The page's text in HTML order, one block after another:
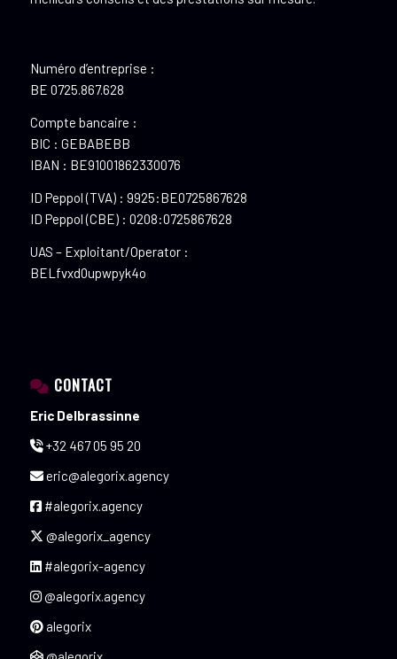
Numéro d’entreprise :
BE 0725.867.628
Compte bancaire :
BIC : GEBABEBB
IBAN : BE91001862330076
ID Peppol (TVA) : 9925:BE0725867628
ID Peppol (CBE) : 0208:0725867628
UAS – Exploitant/Operator :
BELfvxd0upwpyk4o
CONTACT
Eric Delbrassinne
+32 467 05 95 20
eric@alegorix.agency
#alegorix.agency
@alegorix_agency
#alegorix-agency
@alegorix.agency
alegorix